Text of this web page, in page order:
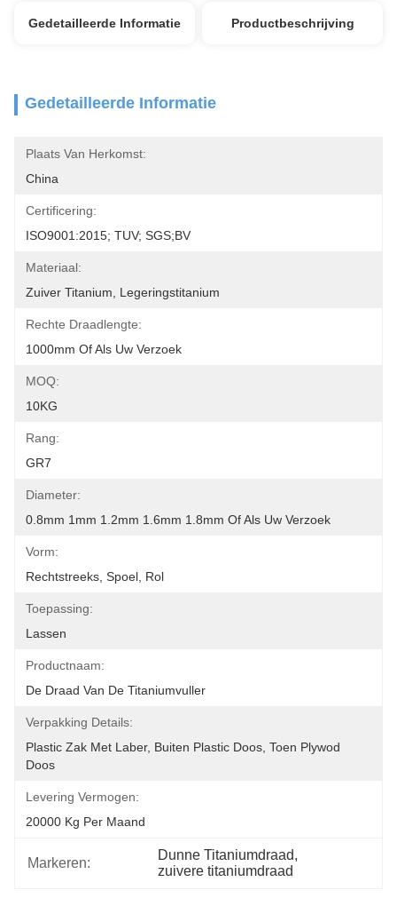
Gedetailleerde Informatie Productbeschrijving
Gedetailleerde Informatie
Plaats Van Herkomst:
China
Certificering:
ISO9001:2015; TUV; SGS;BV
Materiaal:
Zuiver Titanium, Legeringstitanium
Rechte Draadlengte:
1000mm Of Als Uw Verzoek
MOQ:
10KG
Rang:
GR7
Diameter:
0.8mm 1mm 1.2mm 1.6mm 1.8mm Of Als Uw Verzoek
Vorm:
Rechtstreeks, Spoel, Rol
Toepassing:
Lassen
Productnaam:
De Draad Van De Titaniumvuller
Verpakking Details:
Plastic Zak Met Laber, Buiten Plastic Doos, Toen Plywod
Doos
Levering Vermogen:
20000 Kg Per Maand
Markeren:
Dunne Titaniumdraad,
zuivere titaniumdraad